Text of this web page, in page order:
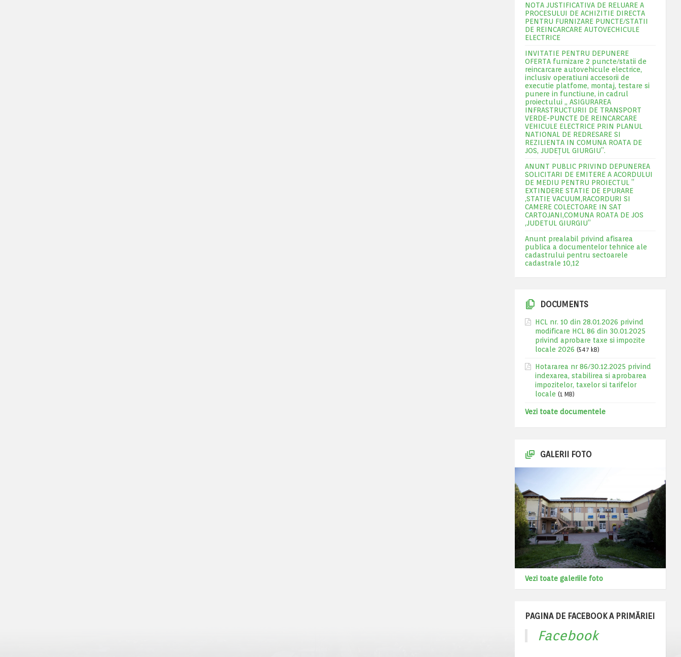
NOTA JUSTIFICATIVA DE RELUARE A
PROCESULUI DE ACHIZITIE DIRECTA
PENTRU FURNIZARE PUNCTE/STATII
DE REINCARCARE AUTOVECHICULE
ELECTRICE
INVITATIE PENTRU DEPUNERE
OFERTA furnizare 2 puncte/statii de
reincarcare autovehicule electrice,
inclusiv operatiuni accesorii de
executie platfome, montaj, testare si
punere in functiune, in cadrul
proiectului „ ASIGURAREA
INFRASTRUCTURII DE TRANSPORT
VERDE-PUNCTE DE REINCARCARE
VEHICULE ELECTRICE PRIN PLANUL
NATIONAL DE REDRESARE SI
REZILIENTA IN COMUNA ROATA DE
JOS, JUDEŢUL GIURGIU”.
ANUNT PUBLIC PRIVIND DEPUNEREA
SOLICITARI DE EMITERE A ACORDULUI
DE MEDIU PENTRU PROIECTUL ”
EXTINDERE STATIE DE EPURARE
,STATIE VACUUM,RACORDURI SI
CAMERE COLECTOARE IN SAT
CARTOJANI,COMUNA ROATA DE JOS
,JUDETUL GIURGIU”
Anunt prealabil privind afisarea
publica a documentelor tehnice ale
cadastrului pentru sectoarele
cadastrale 10,12
DOCUMENTS
HCL nr. 10 din 28.01.2026 privind
modificare HCL 86 din 30.01.2025
privind aprobare taxe si impozite
locale 2026 (547 kB)
Hotararea nr 86/30.12.2025 privind
indexarea, stabilirea si aprobarea
impozitelor, taxelor si tarifelor
locale (1 MB)
Vezi toate documentele
GALERII FOTO
Vezi toate galeriile foto
PAGINA DE FACEBOOK A PRIMĂRIEI
Facebook